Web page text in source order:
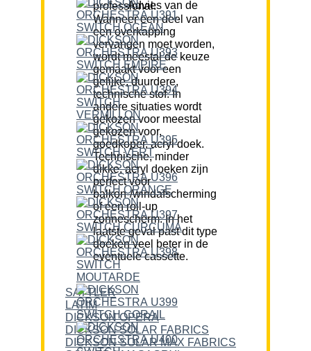
Advies van de professional:
Wanneer een deel van
een overkapping
vervangen moet worden,
wordt meestal de keuze
gemaakt voor een
gelijke, duurdere,
technische stof. In
andere situaties wordt
gekozen voor meestal
gekozen voor,
goedkoper, acryl doek.
Technische, minder
dikke, acryl doeken zijn
perfect voor
balkon-/windafscherming
of een roll-up
zonnescherm. In het
laatste geval past dit type
doeken veel beter in de
eventuele cassette.
SATTLER
LATIM
DICKSON OPERA
DICKSON SOLAR FABRICS
DICKSON SOLAR MAX FABRICS